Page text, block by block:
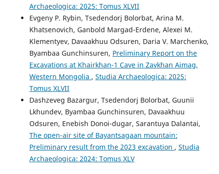
Archaeologica: 2025: Tomus XLVII
Evgeny P. Rybin, Tsedendorj Bolorbat, Arina M.
Khatsenovich, Ganbold Margad-Erdene, Alexei M.
Klementyev, Davaakhuu Odsuren, Daria V. Marchenko,
Byambaa Gunchinsuren, Preliminary Report on the
Excavations at Khairkhan-1 Cave in Zavkhan Aimag,
Western Mongolia , Studia Archaeologica: 2025:
Tomus XLVII
Dashzeveg Bazargur, Tsedendorj Bolorbat, Guunii
Lkhundev, Byambaa Gunchinsuren, Davaakhuu
Odsuren, Enebish Donoi-dugar, Sarantuya Dalantai,
The open-air site of Bayantsagaan mountain:
Preliminary result from the 2023 excavation , Studia
Archaeologica: 2024: Tomus XLV